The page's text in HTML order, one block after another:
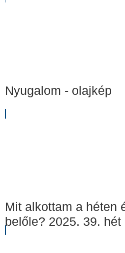
Nyugalom - olajkép
Mit alkottam a héten
belőle? 2025. 39.